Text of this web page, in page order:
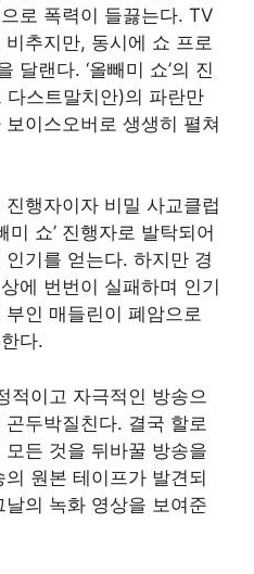
로 폭력이 들끓는다. TV
추지만, 동시에 쇼 프로
달랜다. ‘올빼미 쇼’의 진
스트말치안)의 파란만
이스오버로 생생히 펼쳐
행자이자 비밀 사교클럽
미 쇼’ 진행자로 발탁되어
기를 얻는다. 하지만 경
에 번번이 실패하며 인기
인 매들린이 폐암으로
다.
적이고 자극적인 방송으
두박질친다. 결국 할로
든 것을 뒤바꿀 방송을
원본 테이프가 발견되
의 녹화 영상을 보여준